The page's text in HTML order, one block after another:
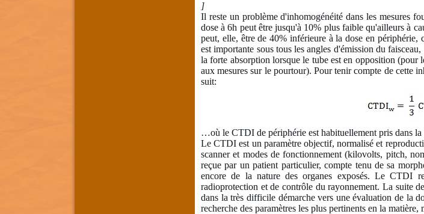
]
Il reste un problème d'inhomogénéité dans les mesures
dose à 6h peut être jusqu'à 10% plus faible qu'ailleurs à
peut, elle, être de 40% inférieure à la dose en
est importante sous tous les angles d'émission du
la forte absorption lorsque le tube est en opposition (pour
aux mesures sur le pourtour). Pour tenir compte de cette
suit:
…où le CTDI de périphérie est habituellement pris dans
Le CTDI est un paramètre objectif, normalisé et
scanner et modes de fonctionnement (kilovolts, pitch,
reçue par un patient particulier, compte tenu de sa
encore de la nature des organes exposés. Le CTDI
radioprotection et de contrôle du rayonnement. La suite
dans la très difficile démarche vers une évaluation de la
recherche des paramètres les plus pertinents en la